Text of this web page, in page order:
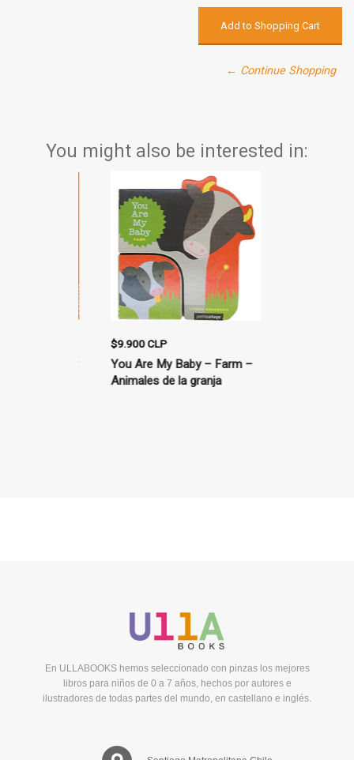
← Continue Shopping
You might also be interested in:
$9.900 CLP
You Are My Baby – Farm –
Animales de la granja
En ULLABOOKS hemos seleccionado con pinzas los mejores
libros para niños de 0 a 7 años, hechos por autores e
ilustradores de todas partes del mundo, en castellano e inglés.